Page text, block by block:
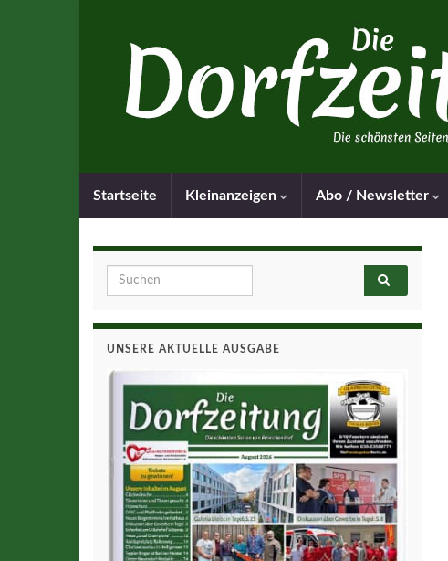
Startseite Kleinanzeigen Abo / Newsletter
Search for:
UNSERE AKTUELLE AUSGABE